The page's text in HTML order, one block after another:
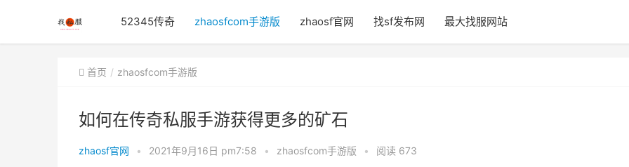
52345传奇 zhaosfcom手游版 zhaosf官网 找sf发布网 最大找服网站
首页 zhaosfcom手游版
如何在传奇私服手游获得更多的矿石
zhaosf官网 • 2021年9月16日 pm7:58 • zhaosfcom手游版 • 阅读 673